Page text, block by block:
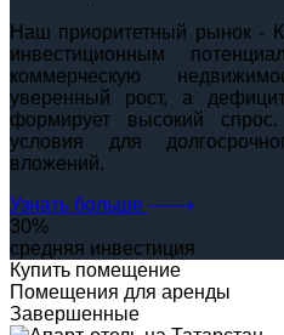
Наш приоритетный рынок -
инвестиционным
коммерческую
уверенный рост, а
формирует высокий
условия для
вложений.
Узнать больше
30%
средняя инвестиция
Купить помещение
Помещения для аренды
Завершенные